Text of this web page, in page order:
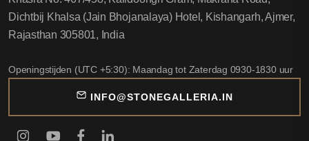
Dichtbij Khalsa (Jain Bhojanalaya) Hotel, Kishangarh, Ajmer,
Rajasthan 305801, India
Openingstijden (UTC +5:30): Maandag tot Zaterdag 0930-1830 uur
INFO@STONEGALLERIA.IN